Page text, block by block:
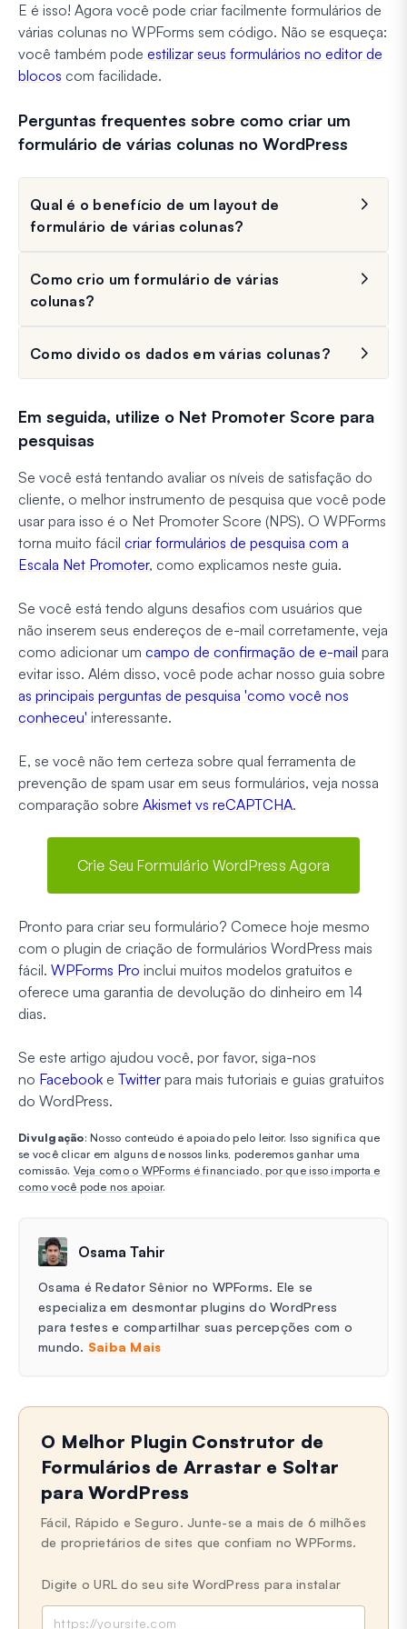
E é isso! Agora você pode criar facilmente formulários de
várias colunas no WPForms sem código. Não se esqueça:
você também pode estilizar seus formulários no editor de
blocos com facilidade.
Perguntas frequentes sobre como criar um
formulário de várias colunas no WordPress
Qual é o benefício de um layout de
formulário de várias colunas?
Como crio um formulário de várias
colunas?
Como divido os dados em várias colunas?
Em seguida, utilize o Net Promoter Score para
pesquisas
Se você está tentando avaliar os níveis de satisfação do
cliente, o melhor instrumento de pesquisa que você pode
usar para isso é o Net Promoter Score (NPS). O WPForms
torna muito fácil criar formulários de pesquisa com a
Escala Net Promoter, como explicamos neste guia.
Se você está tendo alguns desafios com usuários que
não inserem seus endereços de e-mail corretamente, veja
como adicionar um campo de confirmação de e-mail para
evitar isso. Além disso, você pode achar nosso guia sobre
as principais perguntas de pesquisa 'como você nos
conheceu' interessante.
E, se você não tem certeza sobre qual ferramenta de
prevenção de spam usar em seus formulários, veja nossa
comparação sobre Akismet vs reCAPTCHA.
Crie Seu Formulário WordPress Agora
Pronto para criar seu formulário? Comece hoje mesmo
com o plugin de criação de formulários WordPress mais
fácil. WPForms Pro inclui muitos modelos gratuitos e
oferece uma garantia de devolução do dinheiro em 14
dias.
Se este artigo ajudou você, por favor, siga-nos
no Facebook e Twitter para mais tutoriais e guias gratuitos
do WordPress.
Divulgação: Nosso conteúdo é apoiado pelo leitor. Isso significa que
se você clicar em alguns de nossos links, poderemos ganhar uma
comissão. Veja como o WPForms é financiado, por que isso importa e
como você pode nos apoiar.
Osama Tahir
Osama é Redator Sênior no WPForms. Ele se
especializa em desmontar plugins do WordPress
para testes e compartilhar suas percepções com o
mundo. Saiba Mais
O Melhor Plugin Construtor de
Formulários de Arrastar e Soltar
para WordPress
Fácil, Rápido e Seguro. Junte-se a mais de 6 milhões
de proprietários de sites que confiam no WPForms.
Digite o URL do seu site WordPress para instalar